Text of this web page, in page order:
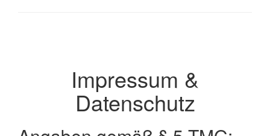
Impressum &
Datenschutz